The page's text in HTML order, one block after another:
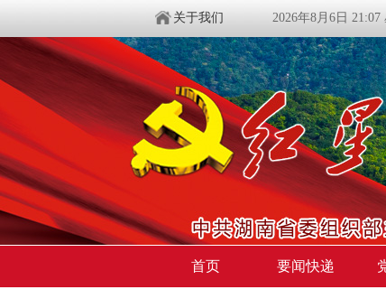
关于我们 2026年8月6日 21:07
首页 要闻快递